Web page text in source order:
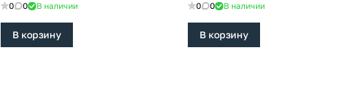
0 0 В наличии
В корзину
0 0 В наличии
В корзину